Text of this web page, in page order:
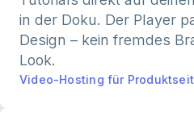
in der Doku. Der Player
Design – kein fremdes
Look.
Video-Hosting für